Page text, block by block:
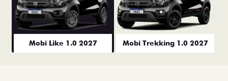
Mobi Like 1.0 2027 Mobi Trekking 1.0 2027